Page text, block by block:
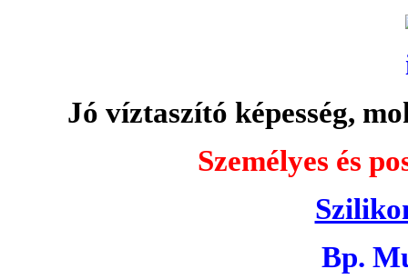
Jó víztaszító képesség,
Személyes és
Bp.